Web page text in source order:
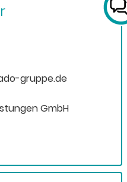
gruppe.de
GmbH